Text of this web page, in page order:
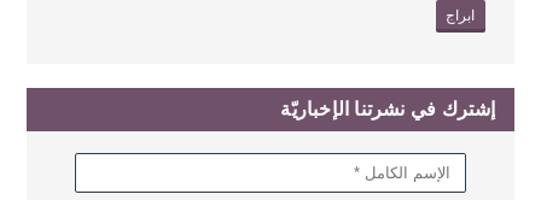
ابراج
إشترك في نشرتنا الإخباريّة